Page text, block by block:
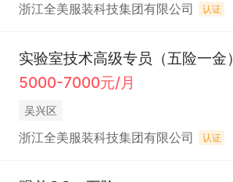
浙江全美服装科技集团有限公司 认证
实验室技术高级专员（五险一金）
5000-7000元/月
吴兴区
浙江全美服装科技集团有限公司 认证